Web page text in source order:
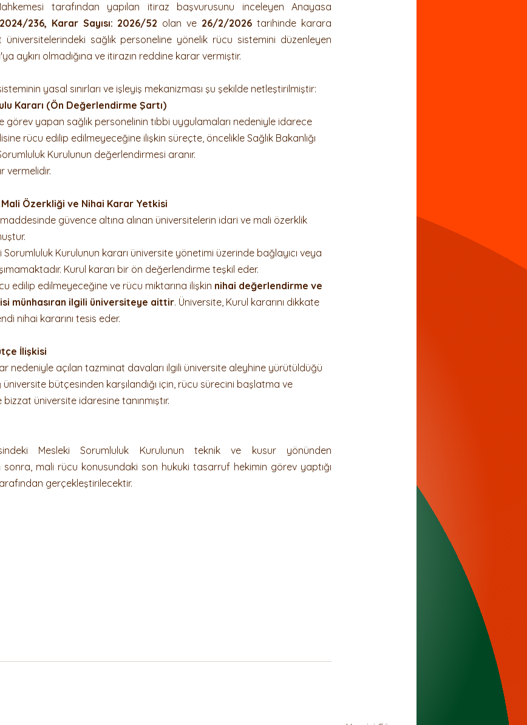
tarafından yapılan itiraz başvurusunu inceleyen Anayasa
2024/236, Karar Sayısı: 2026/52 olan ve 26/2/2026 tarihinde karara
üniversitelerindeki sağlık personeline yönelik rücu sistemini düzenleyen
aykırı olmadığına ve itirazın reddine karar vermiştir.
yasal sınırları ve işleyiş mekanizması şu şekilde netleştirilmiştir:
Kararı (Ön Değerlendirme Şartı)
görev yapan sağlık personelinin tıbbi uygulamaları nedeniyle idarece
rücu edilip edilmeyeceğine ilişkin süreçte, öncelikle Sağlık Bakanlığı
Kurulunun değerlendirmesi aranır.
vermelidir.
Özerkliği ve Nihai Karar Yetkisi
maddesinde güvence altına alınan üniversitelerin idari ve mali özerklik
Kurulunun kararı üniversite yönetimi üzerinde bağlayıcı veya
Kurul kararı bir ön değerlendirme teşkil eder.
edilip edilmeyeceğine ve rücu miktarına ilişkin nihai değerlendirme ve
münhasıran ilgili üniversiteye aittir. Üniversite, Kurul kararını dikkate
nihai kararını tesis eder.
İlişkisi
nedeniyle açılan tazminat davaları ilgili üniversite aleyhine yürütüldüğü
bütçesinden karşılandığı için, rücu sürecini başlatma ve
üniversite idaresine tanınmıştır.
Mesleki Sorumluluk Kurulunun teknik ve kusur yönünden
sonra, mali rücu konusundaki son hukuki tasarruf hekimin görev yaptığı
gerçekleştirilecektir.